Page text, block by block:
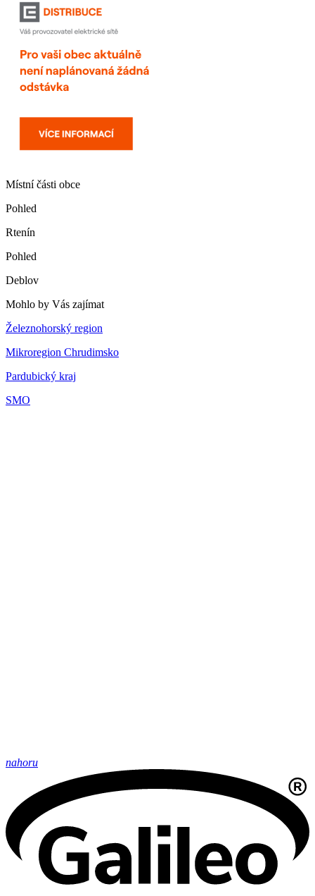
Místní části obce
Pohled
Rtenín
Pohled
Deblov
Mohlo by Vás zajímat
Železnohorský region
Mikroregion Chrudimsko
Pardubický kraj
SMO
nahoru